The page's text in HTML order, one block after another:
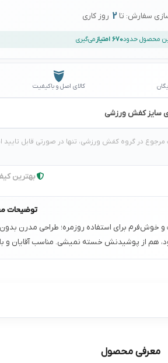
سایز کفش ورزشی
در گروه کفش ورزشی، تنها در صورتی قابل تایید
سفارش: تا 2 روز کاری
محصول حدود670 امتیاز می‌گیری
کالای اصل و باکیفیت
بهترین
توضیحات
خوش‌فرم برای استفاده روزمره؛ طراحی مدرن
هم از پوشیدنش خسته نمیشی. مناسب آقایان و
معرفی محصول